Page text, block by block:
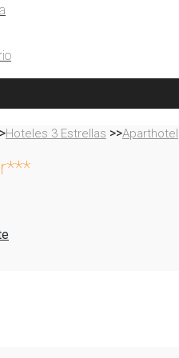
Hoteles 3 Estrellas >>Aparthotel